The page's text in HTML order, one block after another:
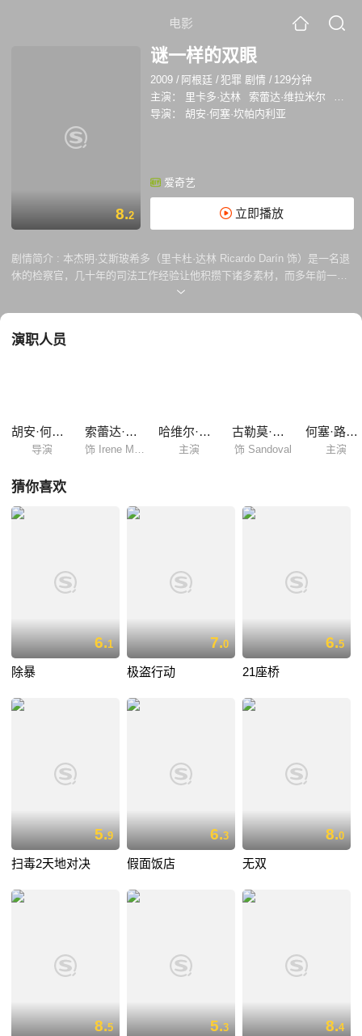
电影
8.2
谜一样的双眼
2009 / 阿根廷 /犯罪 剧情 / 129分钟
主演：
里卡多·达林 索蕾达·维拉米尔
巴勃
导演：
胡安·何塞·坎帕内利亚
爱奇艺
立即播放
剧情简介 : 本杰明·艾斯玻希多（里卡杜·达林 Ricardo Darín 饰）是一名退
休的检察官，几十年的司法工作经验让他积攒下诸多素材，而多年前一起
奸杀案始终让他念念不忘，他希望将其付梓出版，了却心愿。25年前，23
婚论嫁之际，莉莉安娜在公寓被人残忍强暴并杀害。是时司法腐败，为求
最佳音乐奖、评审团特别奖。
演职人员
胡安·何塞·坎帕内利亚
导演
索蕾达·维拉米尔 哈维尔·戈迪诺
主演
古勒莫·法兰塞拉
饰 Sandoval
何塞·路易斯·加尔西
主演
猜你喜欢
6.1
除暴
7.0
极盗行动
6.5
21座桥
5.9
扫毒2天地对决
6.3
假面饭店
8.0
无双
8.5 5.3 8.4